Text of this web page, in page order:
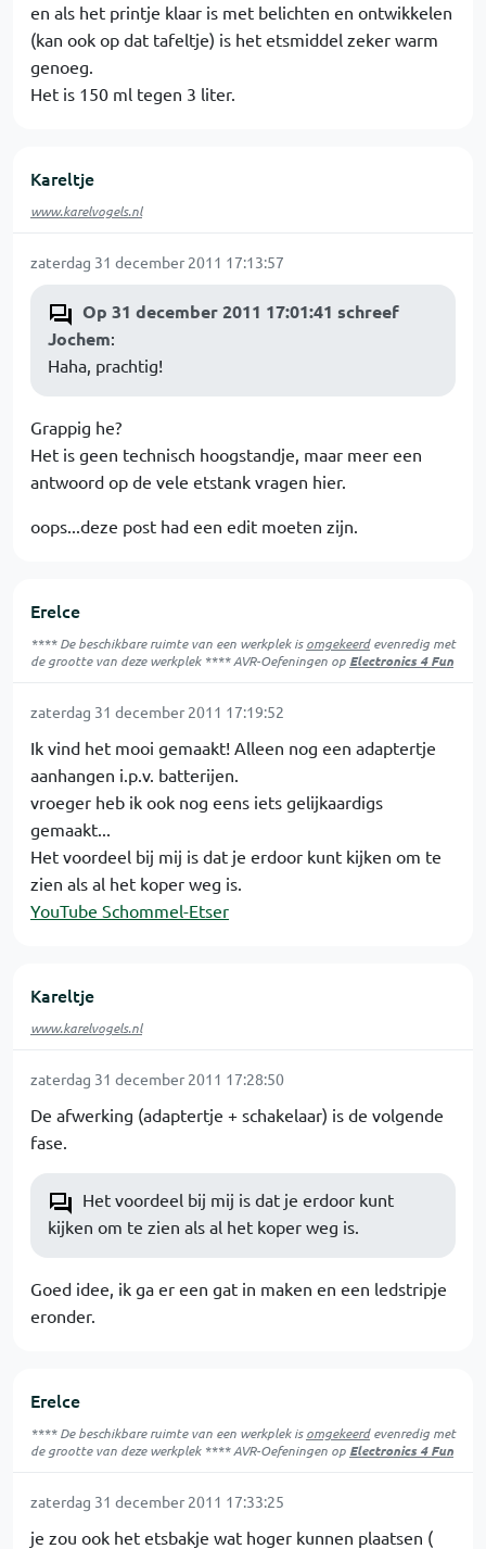
en als het printje klaar is met belichten en ontwikkelen
(kan ook op dat tafeltje) is het etsmiddel zeker warm
genoeg.
Het is 150 ml tegen 3 liter.
Kareltje
www.karelvogels.nl
zaterdag 31 december 2011 17:13:57
Op 31 december 2011 17:01:41 schreef
Jochem:
Haha, prachtig!
Grappig he?
Het is geen technisch hoogstandje, maar meer een
antwoord op de vele etstank vragen hier.
oops...deze post had een edit moeten zijn.
Erelce
**** De beschikbare ruimte van een werkplek isomgekeerdevenredig met
de grootte van deze werkplek **** AVR-Oefeningen op Electronics 4 Fun
zaterdag 31 december 2011 17:19:52
Ik vind het mooi gemaakt! Alleen nog een adaptertje
aanhangen i.p.v. batterijen.
vroeger heb ik ook nog eens iets gelijkaardigs
gemaakt...
Het voordeel bij mij is dat je erdoor kunt kijken om te
zien als al het koper weg is.
YouTube Schommel-Etser
Kareltje
www.karelvogels.nl
zaterdag 31 december 2011 17:28:50
De afwerking (adaptertje + schakelaar) is de volgende
fase.
Het voordeel bij mij is dat je erdoor kunt
kijken om te zien als al het koper weg is.
Goed idee, ik ga er een gat in maken en een ledstripje
eronder.
Erelce
**** De beschikbare ruimte van een werkplek isomgekeerdevenredig met
de grootte van deze werkplek **** AVR-Oefeningen op Electronics 4 Fun
zaterdag 31 december 2011 17:33:25
je zou ook het etsbakje wat hoger kunnen plaatsen (